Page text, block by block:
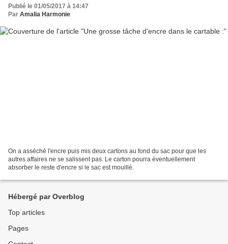
Publié le 01/05/2017 à 14:47
Par Amalia Harmonie
On a asséché l'encre puis mis deux cartons au fond du sac pour que les
autres affaires ne se salissent pas. Le carton pourra éventuellement
absorber le reste d'encre si le sac est mouillé.
Hébergé par Overblog
Top articles
Pages